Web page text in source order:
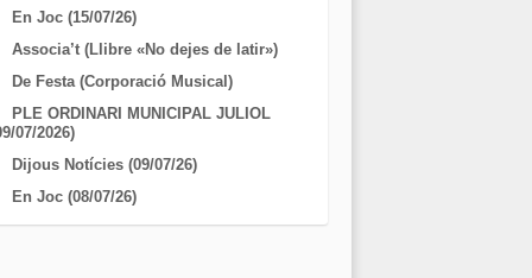
En Joc (15/07/26)
Associa’t (Llibre «No dejes de latir»)
De Festa (Corporació Musical)
PLE ORDINARI MUNICIPAL JULIOL
07/2026)
Dijous Notícies (09/07/26)
En Joc (08/07/26)